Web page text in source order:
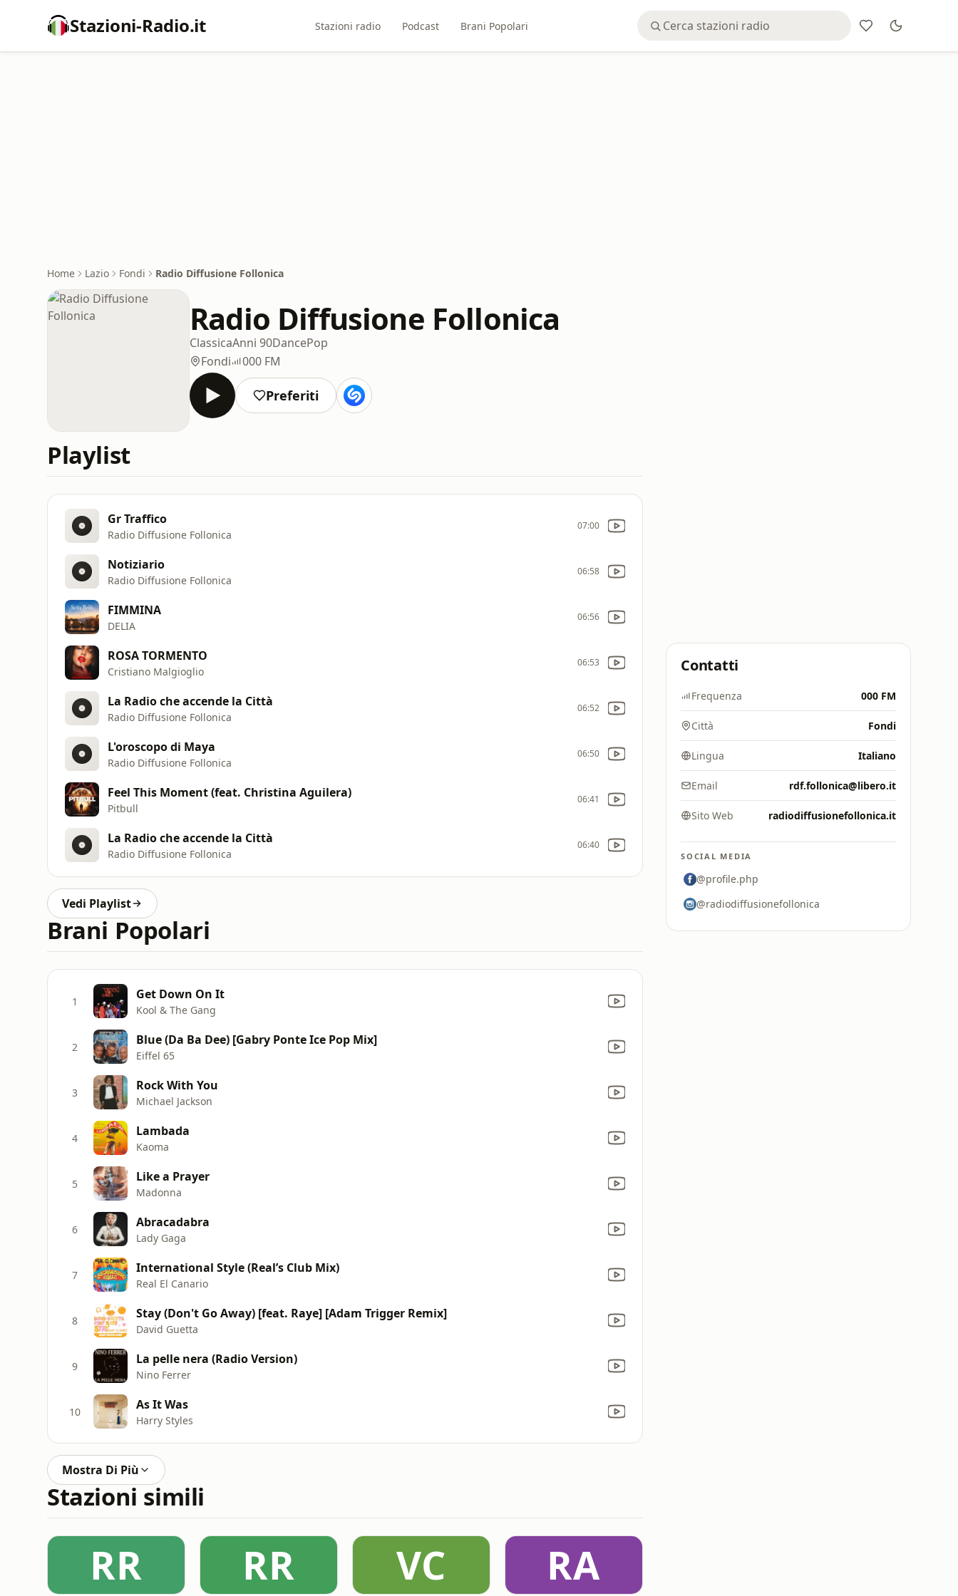
Stazioni-Radio.it Stazioni radio Podcast Brani Popolari
Home Lazio Fondi Radio Diffusione Follonica
Radio Diffusione Follonica
ClassicaAnni 90DancePop
Fondi
000 FM
Preferiti
Playlist
Gr Traffico
Radio Diffusione Follonica
07:00
Notiziario
Radio Diffusione Follonica
06:58
FIMMINA
DELIA
06:56
ROSA TORMENTO
Cristiano Malgioglio
06:53
La Radio che accende la Città
Radio Diffusione Follonica
06:52
L'oroscopo di Maya
Radio Diffusione Follonica
06:50
Feel This Moment (feat. Christina Aguilera)
Pitbull
06:41
La Radio che accende la Città
Radio Diffusione Follonica
06:40
Vedi Playlist
Brani Popolari
1 Get Down On It
Kool & The Gang
2 Blue (Da Ba Dee) [Gabry Ponte Ice Pop Mix]
Eiffel 65
3 Rock With You
Michael Jackson
4 Lambada
Kaoma
5 Like a Prayer
Madonna
6 Abracadabra
Lady Gaga
7 International Style (Real’s Club Mix)
Real El Canario
8 Stay (Don't Go Away) [feat. Raye] [Adam Trigger Remix]
David Guetta
9 La pelle nera (Radio Version)
Nino Ferrer
10 As It Was
Harry Styles
Mostra Di Più
Stazioni simili
RR RR VC RA
Contatti
Frequenza 000 FM
Città Fondi
Lingua Italiano
Email rdf.follonica@libero.it
Sito Web radiodiffusionefollonica.it
SOCIAL MEDIA
@profile.php
@radiodiffusionefollonica